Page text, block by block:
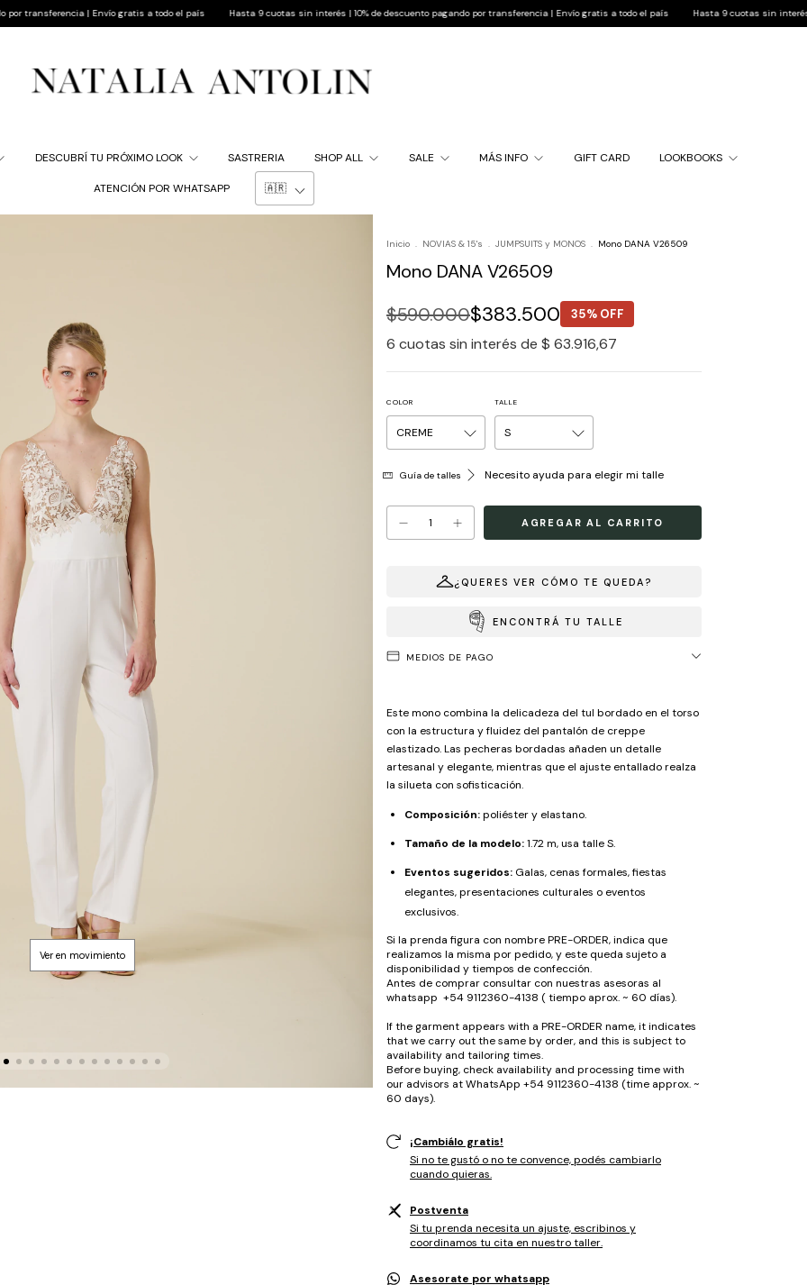
| Envío gratis a todo el país Hasta 9 cuotas sin interés | 10% de descuento pagando por transferencia | Envío gratis a todo el país Hasta 9 cuotas sin interés | 10% de
DESCUBRÍ TU PRÓXIMO LOOK SASTRERIA SHOP ALL SALE MÁS INFO GIFT CARD LOOKBOOKS
ATENCIÓN POR WHATSAPP
Inicio . NOVIAS & 15's . JUMPSUITS y MONOS . Mono DANA V26509
Mono DANA V26509
$590.000$383.500 35% OFF
6 cuotas sin interés de $ 63.916,67
COLOR TALLE
Guía de talles Necesito ayuda para elegir mi talle
¿QUERES VER CÓMO TE QUEDA?
ENCONTRÁ TU TALLE
MEDIOS DE PAGO
Este mono combina la delicadeza del tul bordado en el torso
con la estructura y fluidez del pantalón de creppe
elastizado. Las pecheras bordadas añaden un detalle
artesanal y elegante, mientras que el ajuste entallado realza
la silueta con sofisticación.
Composición:poliéster y elastano.
Tamaño de la modelo:1.72 m, usa talle S.
Eventos sugeridos: Galas, cenas formales, fiestas
elegantes, presentaciones culturales o eventos
exclusivos.
Si la prenda figura con nombre PRE-ORDER, indica que
realizamos la misma por pedido, y este queda sujeto a
disponibilidad y tiempos de confección.
Antes de comprar consultar con nuestras asesoras al
whatsapp +54 9112360-4138 ( tiempo aprox. ~ 60 días).
If the garment appears with a PRE-ORDER name, it indicates
that we carry out the same by order, and this is subject to
availability and tailoring times.
Before buying, check availability and processing time with
our advisors at WhatsApp +54 9112360-4138 (time approx. ~
60 days).
¡Cambiálo gratis!
Si no te gustó o no te convence, podés cambiarlo
cuando quieras.
Postventa
Si tu prenda necesita un ajuste, escribinos y
coordinamos tu cita en nuestro taller.
Asesorate por whatsapp